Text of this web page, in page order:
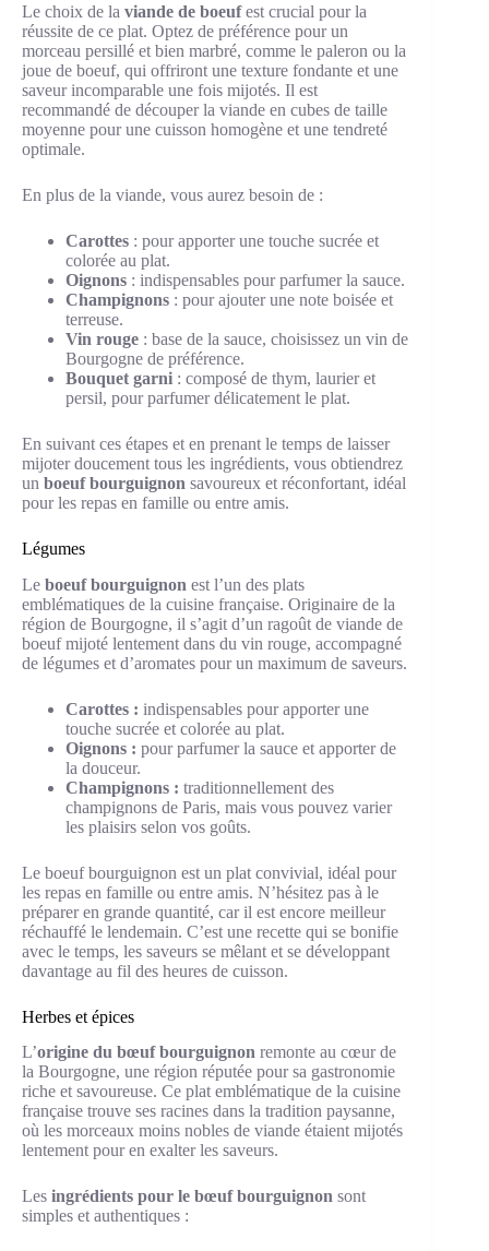
Le choix de la viande de boeufest crucial pour la
réussite de ce plat. Optez de préférence pour un
morceau persillé et bien marbré, comme le paleron ou la
joue de boeuf, qui offriront une texture fondante et une
saveur incomparable une fois mijotés. Il est
recommandé de découper la viande en cubes de taille
moyenne pour une cuisson homogène et une tendreté
optimale.
En plus de la viande, vous aurez besoin de :
Carottes : pour apporter une touche sucrée et
colorée au plat.
Oignons : indispensables pour parfumer la sauce.
Champignons : pour ajouter une note boisée et
terreuse.
Vin rouge : base de la sauce, choisissez un vin de
Bourgogne de préférence.
Bouquet garni : composé de thym, laurier et
persil, pour parfumer délicatement le plat.
En suivant ces étapes et en prenant le temps de laisser
mijoter doucement tous les ingrédients, vous obtiendrez
un boeuf bourguignon savoureux et réconfortant, idéal
pour les repas en famille ou entre amis.
Légumes
Le boeuf bourguignon est l’un des plats
emblématiques de la cuisine française. Originaire de la
région de Bourgogne, il s’agit d’un ragoût de viande de
boeuf mijoté lentement dans du vin rouge, accompagné
de légumes et d’aromates pour un maximum de saveurs.
Carottes : indispensables pour apporter une
touche sucrée et colorée au plat.
Oignons : pour parfumer la sauce et apporter de
la douceur.
Champignons : traditionnellement des
champignons de Paris, mais vous pouvez varier
les plaisirs selon vos goûts.
Le boeuf bourguignon est un plat convivial, idéal pour
les repas en famille ou entre amis. N’hésitez pas à le
préparer en grande quantité, car il est encore meilleur
réchauffé le lendemain. C’est une recette qui se bonifie
avec le temps, les saveurs se mêlant et se développant
davantage au fil des heures de cuisson.
Herbes et épices
L’origine du bœuf bourguignon remonte au cœur de
la Bourgogne, une région réputée pour sa gastronomie
riche et savoureuse. Ce plat emblématique de la cuisine
française trouve ses racines dans la tradition paysanne,
où les morceaux moins nobles de viande étaient mijotés
lentement pour en exalter les saveurs.
Les ingrédients pour le bœuf bourguignon sont
simples et authentiques :